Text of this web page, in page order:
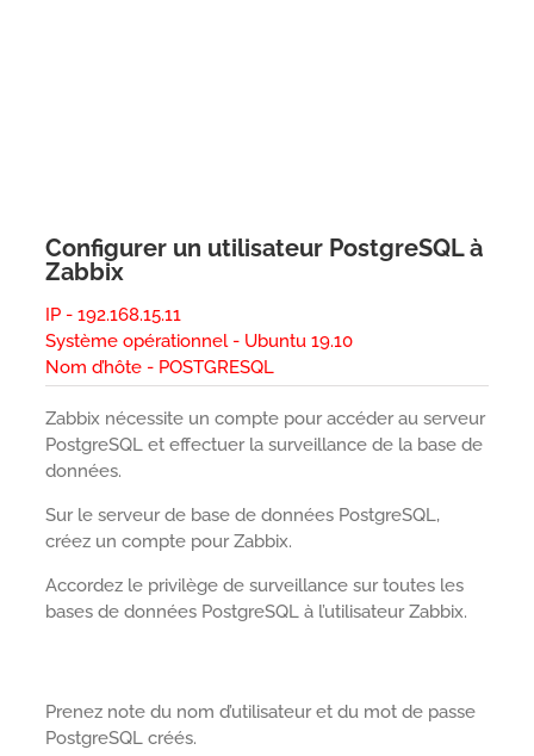
Configurer un utilisateur PostgreSQL à
Zabbix
IP - 192.168.15.11
Système opérationnel - Ubuntu 19.10
Nom d’hôte - POSTGRESQL
Zabbix nécessite un compte pour accéder au serveur
PostgreSQL et effectuer la surveillance de la base de
données.
Sur le serveur de base de données PostgreSQL,
créez un compte pour Zabbix.
Accordez le privilège de surveillance sur toutes les
bases de données PostgreSQL à l’utilisateur Zabbix.
Prenez note du nom d’utilisateur et du mot de passe
PostgreSQL créés.